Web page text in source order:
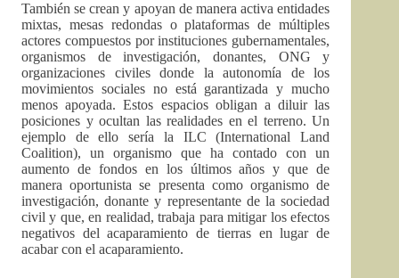
También se crean y apoyan de manera activa entidades
mixtas, mesas redondas o plataformas de múltiples
actores compuestos por instituciones gubernamentales,
organismos de investigación, donantes, ONG y
organizaciones civiles donde la autonomía de los
movimientos sociales no está garantizada y mucho
menos apoyada. Estos espacios obligan a diluir las
posiciones y ocultan las realidades en el terreno. Un
ejemplo de ello sería la ILC (International Land
Coalition), un organismo que ha contado con un
aumento de fondos en los últimos años y que de
manera oportunista se presenta como organismo de
investigación, donante y representante de la sociedad
civil y que, en realidad, trabaja para mitigar los efectos
negativos del acaparamiento de tierras en lugar de
acabar con el acaparamiento.